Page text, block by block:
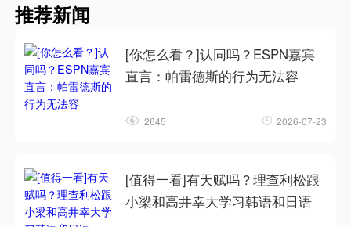
推荐新闻
[你怎么看？]认同吗？ESPN嘉宾
直言：帕雷德斯的行为无法容
2645 2026-07-23
[值得一看]有天赋吗？理查利松跟
小梁和高井幸大学习韩语和日语